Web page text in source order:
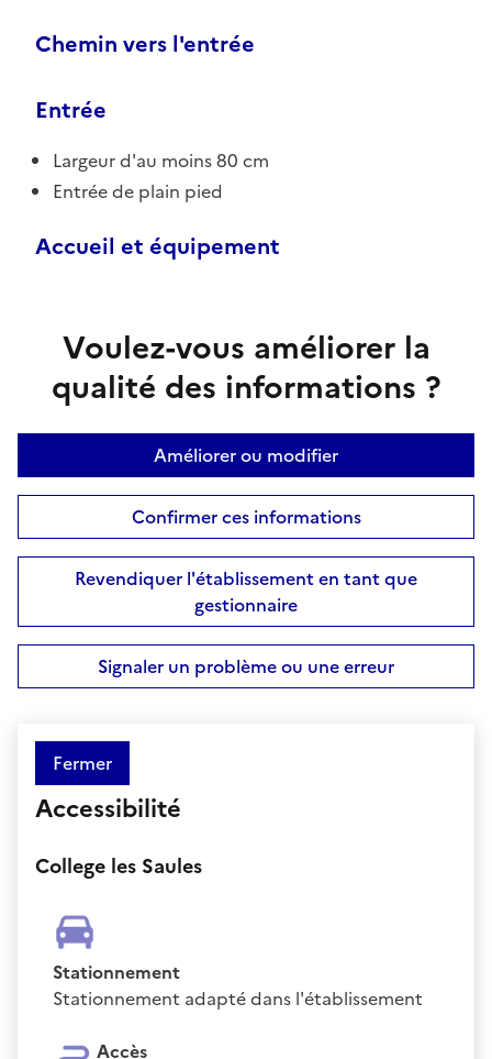
Chemin vers l'entrée
Entrée
Largeur d'au moins 80 cm
Entrée de plain pied
Accueil et équipement
Voulez-vous améliorer la
qualité des informations ?
Améliorer ou modifier
Confirmer ces informations
Revendiquer l'établissement en tant que
gestionnaire
Signaler un problème ou une erreur
Fermer
Accessibilité
College les Saules
Stationnement
Stationnement adapté dans l'établissement
Accès